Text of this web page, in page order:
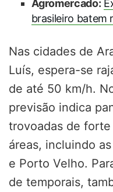
Agromercado:
brasileiro batem
Nas cidades de
Luís, espera-se
de até 50 km/h.
previsão indica
trovoadas de
áreas, incluindo
e Porto Velho.
de temporais,